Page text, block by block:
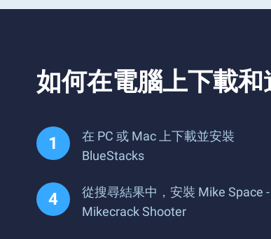
如何在電腦上下載
在 PC 或 Mac 上下載並安裝
BlueStacks
從搜尋結果中，安裝 Mike Space -
Mikecrack Shooter